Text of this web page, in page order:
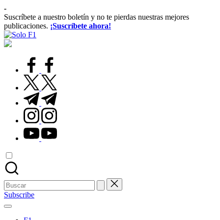
Saltar
al
contenido
-
Suscríbete a nuestro boletín y no te pierdas nuestras mejores
publicaciones. ¡Suscríbete ahora!
Para
facebook.com
twitter.com
t.me
instagram.com
youtube.com
Buscar:
Subscribe